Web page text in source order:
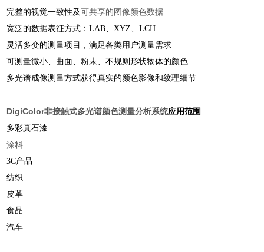
完整的视觉一致性及可共享的图像颜色数据
宽泛的数据表征方式：LAB、XYZ、LCH
灵活多变的测量项目，满足各类用户测量需求
可测量微小、曲面、粉末、不规则形状物体的颜色
多光谱成像测量方式获得真实的颜色影像和纹理细节
DigiColor非接触式多光谱颜色测量分析系统应用范围
多彩真石漆
涂料
3C产品
纺织
​皮革
食品
汽车